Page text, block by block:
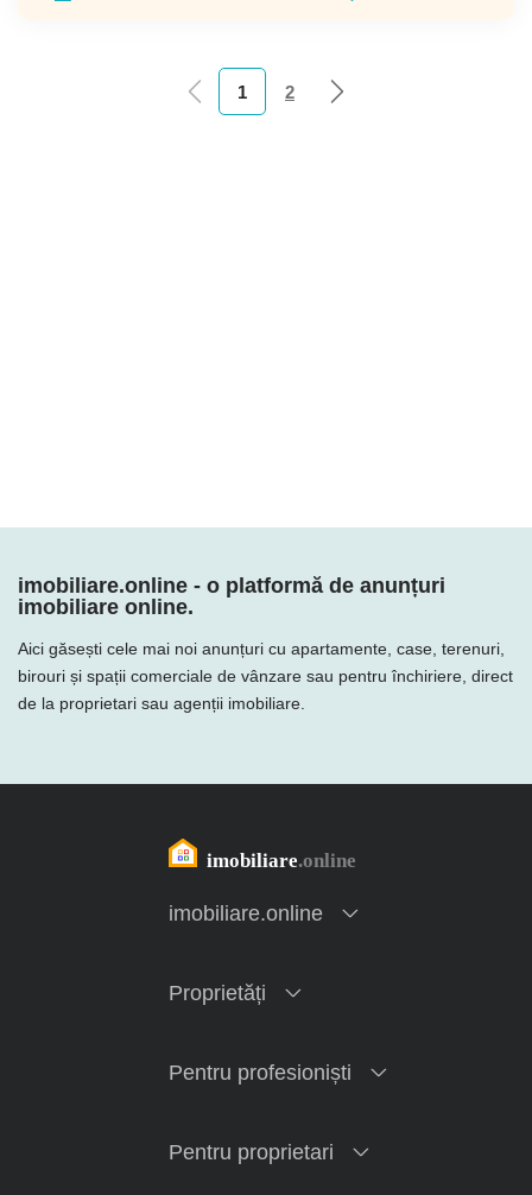
1 2
imobiliare.online - o platformă de anunțuri
imobiliare online.
Aici găsești cele mai noi anunțuri cu apartamente, case, terenuri,
birouri și spații comerciale de vânzare sau pentru închiriere, direct
de la proprietari sau agenții imobiliare.
imobiliare.online
Proprietăți
Pentru profesioniști
Pentru proprietari